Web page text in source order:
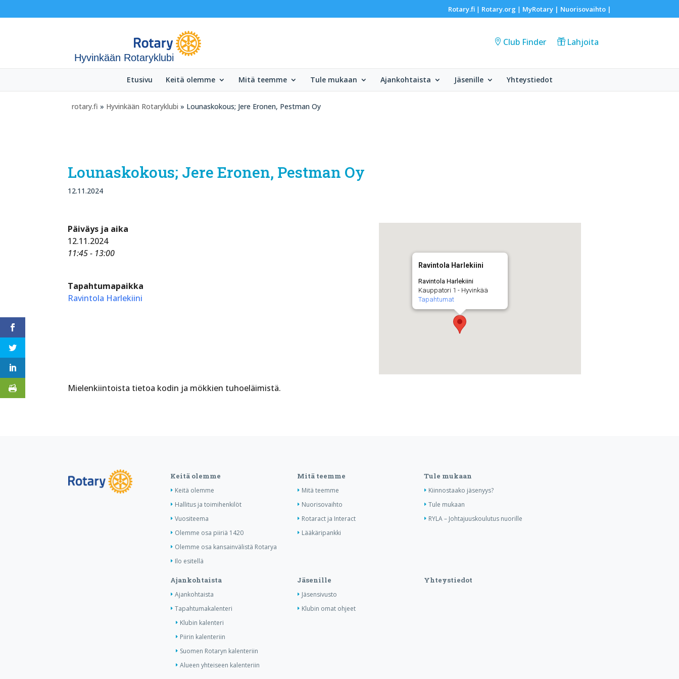
Rotary.fi| Rotary.org | MyRotary | Nuorisovaihto|
Hyvinkään Rotaryklubi
Club Finder Lahjoita
Etusivu Keitä olemme Mitä teemme Tule mukaan Ajankohtaista Jäsenille Yhteystiedot
rotary.fi » Hyvinkään Rotaryklubi » Lounaskokous; Jere Eronen, Pestman Oy
Lounaskokous; Jere Eronen, Pestman Oy
12.11.2024
Ravintola Harlekiini
Ravintola Harlekiini
Kauppatori 1 - Hyvinkää
Tapahtumat
Päiväys ja aika
12.11.2024
11:45 - 13:00
Tapahtumapaikka
Ravintola Harlekiini
Mielenkiintoista tietoa kodin ja mökkien tuhoeläimistä.
Keitä olemme
Keitä olemme
Hallitus ja toimihenkilöt
Vuositeema
Olemme osa piiriä 1420
Olemme osa kansainvälistä Rotarya
Ilo esitellä
Mitä teemme
Mitä teemme
Nuorisovaihto
Rotaract ja Interact
Lääkäripankki
Tule mukaan
Kiinnostaako jäsenyys?
Tule mukaan
RYLA – Johtajuuskoulutus nuorille
Ajankohtaista
Ajankohtaista
Tapahtumakalenteri
Klubin kalenteri
Piirin kalenteriin
Suomen Rotaryn kalenteriin
Alueen yhteiseen kalenteriin
Jäsenille
Jäsensivusto
Klubin omat ohjeet
Yhteystiedot